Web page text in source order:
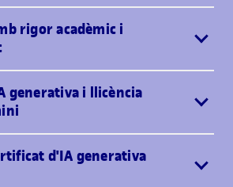
rigor acadèmic i
generativa i llicència
d'IA generativa